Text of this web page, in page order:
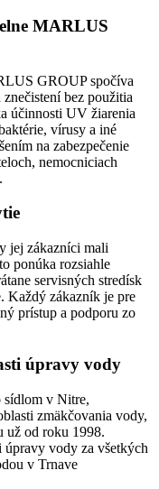
MARLUS
GROUP spočíva
bez použitia
účinnosti UV žiarenia
vírusy a iné
na zabezpečenie
nemocniciach
jej zákazníci mali
ponúka rozsiahle
servisných stredísk
Každý zákazník je pre
prístup a podporu zo
úpravy vody
sídlom v Nitre,
zmäkčovania vody,
už od roku 1998.
vody za všetkých
v Trnave